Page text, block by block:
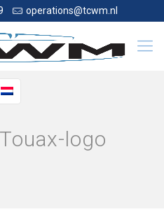
operations@tcwm.nl
logo